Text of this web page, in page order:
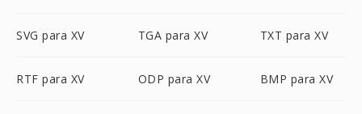
SVG para XV TGA para XV TXT para XV
RTF para XV ODP para XV BMP para XV